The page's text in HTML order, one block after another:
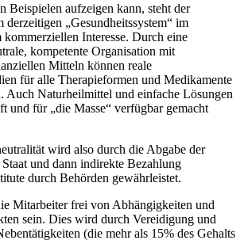
Beispielen aufzeigen kann, steht der
„Gesundheitssystem“ im
kommerziellen Interesse. Durch eine
kompetente Organisation mit
Mitteln können reale
für alle Therapieformen und Medikamente
Auch Naturheilmittel und einfache Lösungen
und für „die Masse“ verfügbar gemacht
wird also durch die Abgabe der
und dann indirekte Bezahlung
durch Behörden gewährleistet.
Mitarbeiter frei von Abhängigkeiten und
sein. Dies wird durch Vereidigung und
(die mehr als 15% des Gehalts